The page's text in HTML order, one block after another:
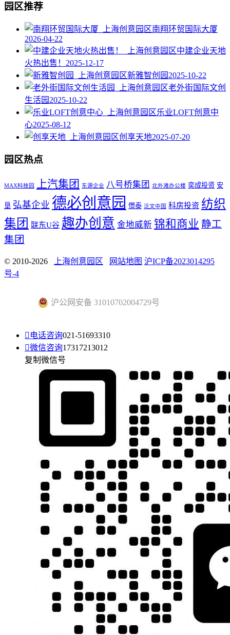
园区推荐
南翔环贸国际大厦
2026-04-22
中建企业天地
火热出售！ 2025-12-17
新雅智创园 2025-10-22
老外街国际文创
生活园 2025-10-22
乐业LOFT创意中
心2025-08-12
创享天地2025-07-20
园区热点
MAX科技园 上汽集团 东源企业 八号桥集团 北外滩办公楼 奕成投资 安
垦 弘基企业 德必创意园 憬泰 泛文中国 科房投资 纺织
集团 联东U谷 趣办创意 金地威新 锦和商业 静工
集团
© 2010-2026 上海创意园区 网站地图 沪ICP备2023014295
号-4
沪公网安备 31010702004729号
 电话咨询021-51693310
微信咨询17317213012
复制微信号